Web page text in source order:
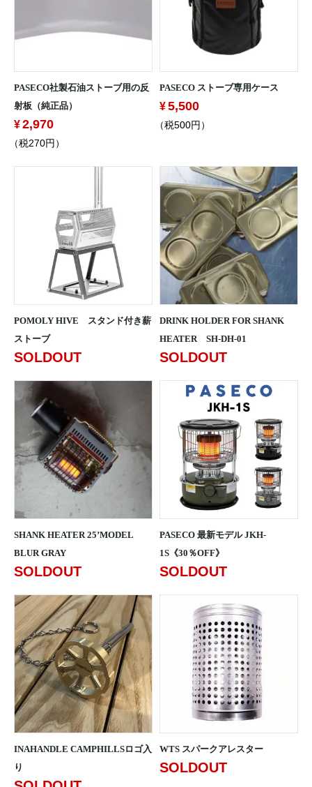
PASECO社製石油ストーブ用の反
射板（純正品）
2,970
（税270円）
PASECO ストーブ専用ケース
5,500
（税500円）
POMOLY HIVE スタンド付き薪
ストーブ
SOLDOUT
DRINK HOLDER FOR SHANK
HEATER SH-DH-01
SOLDOUT
SHANK HEATER 25’MODEL
BLUR GRAY
SOLDOUT
PASECO 最新モデル JKH-
1S《30％OFF》
SOLDOUT
INAHANDLE CAMPHILLSロゴ入
り
WTS スパークアレスター
SOLDOUT